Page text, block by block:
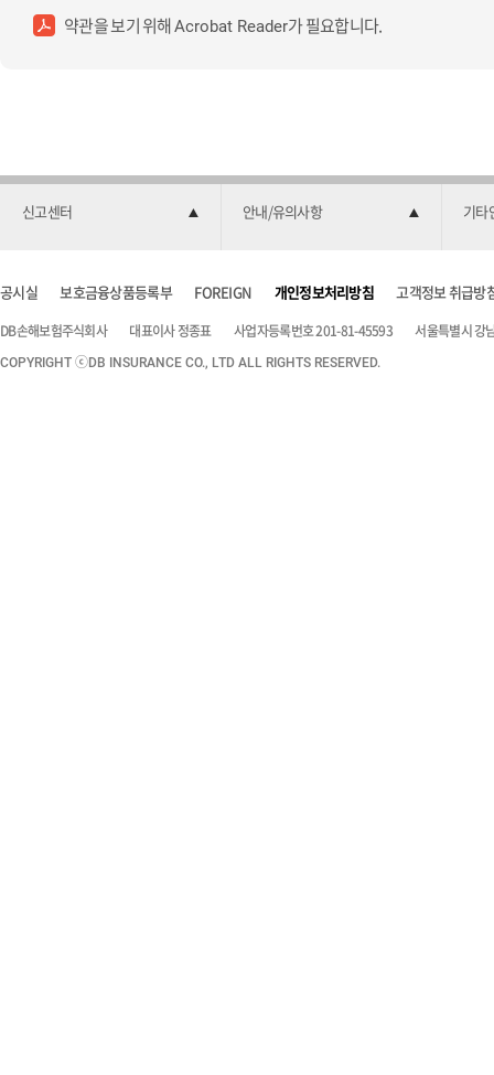
약관을 보기 위해Acrobat Reader가 필요합니다.
신고센터 안내/유의사항 기타
공시실 보호금융상품등록부 FOREIGN 개인정보처리방침 고객정보 취급방
DB손해보험주식회사 대표이사 정종표 사업자등록번호 201-81-45593 서울특별시 강
COPYRIGHT ⓒDB INSURANCE CO., LTD ALL RIGHTS RESERVED.